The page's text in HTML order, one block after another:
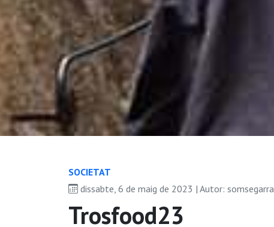
SOCIETAT
dissabte, 6 de maig de 2023 | Autor: somsegarra
Trosfood23